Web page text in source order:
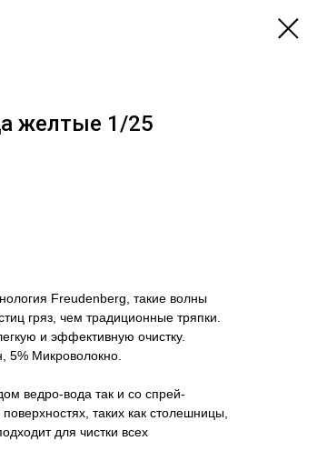
желтые 1/25
Freudenberg, такие волны
гряз, чем традиционные тряпки.
и эффективную очистку.
5% Микроволокно.
ведро-вода так и со спрей-
таких как столешницы,
для чистки всех